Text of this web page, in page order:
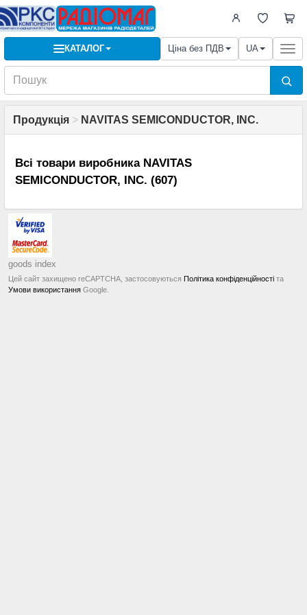
КАТАЛОГ Ціна без ПДВ UA
Продукція > NAVITAS SEMICONDUCTOR, INC.
Всі товари виробника NAVITAS
SEMICONDUCTOR, INC. (607)
goods index
Цей сайт захищено reCAPTCHA, застосовуються Політика конфіденційності та
Умови використання Google.